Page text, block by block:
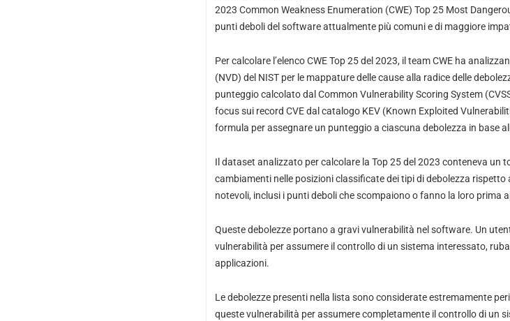
2023 Common Weakness Enumeration (CWE) Top 25 Most
punti deboli del software attualmente più comuni e di maggiore
Per calcolare l’elenco CWE Top 25 del 2023, il team CWE ha
(NVD) del NIST per le mappature delle cause alla radice delle
punteggio calcolato dal Common Vulnerability Scoring System
focus sui record CVE dal catalogo KEV (Known Exploited
formula per assegnare un punteggio a ciascuna debolezza in base
Il dataset analizzato per calcolare la Top 25 del 2023 conteneva un
cambiamenti nelle posizioni classificate dei tipi di debolezza rispetto
notevoli, inclusi i punti deboli che scompaiono o fanno la loro prima
Queste debolezze portano a gravi vulnerabilità nel software. Un
vulnerabilità per assumere il controllo di un sistema interessato,
applicazioni.
Le debolezze presenti nella lista sono considerate estremamente
queste vulnerabilità per assumere completamente il controllo di un